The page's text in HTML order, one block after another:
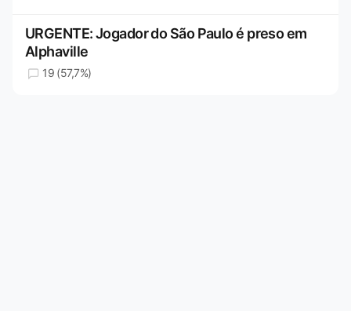
URGENTE: Jogador do São Paulo é preso em
Alphaville
19 (57,7%)